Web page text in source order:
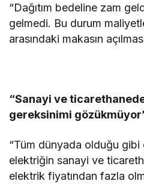
“Dağıtım bedeline zam
gelmedi. Bu durum
arasındaki makasın
“Sanayi ve
gereksinimi
“Tüm dünyada olduğu gibi
elektriğin sanayi ve
elektrik fiyatından fazla